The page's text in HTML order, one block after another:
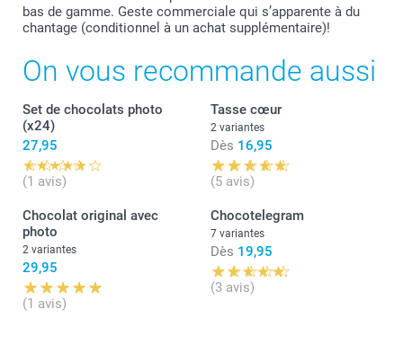
bas de gamme. Geste commerciale qui s’apparente à du
chantage (conditionnel à un achat supplémentaire)!
On vous recommande aussi
Set de chocolats photo
(x24)
27,95
(1 avis)
Tasse cœur
2 variantes
Dès 16,95
(5 avis)
Chocolat original avec
photo
2 variantes
29,95
(1 avis)
Chocotelegram
7 variantes
Dès 19,95
(3 avis)